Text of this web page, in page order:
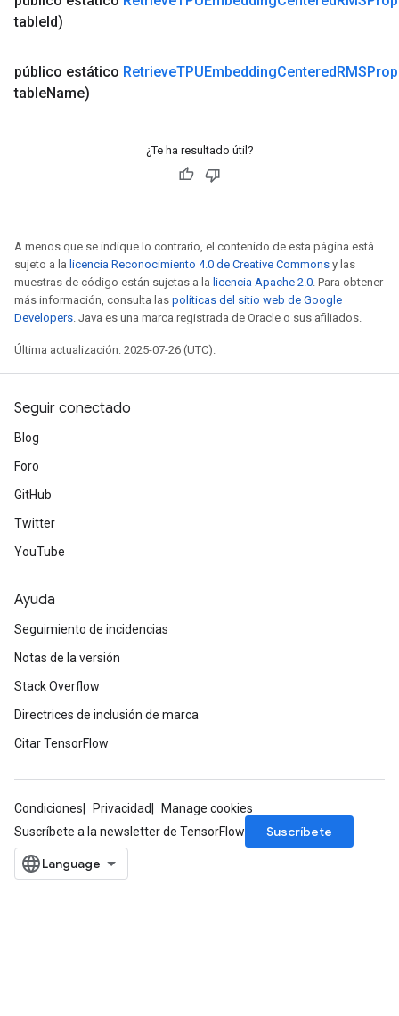
tableId)
público estático RetrieveTPUEmbeddingCenteredRMSProp
tableName)
¿Te ha resultado útil?
A menos que se indique lo contrario, el contenido de esta página está
sujeto a la licencia Reconocimiento 4.0 de Creative Commons y las
muestras de código están sujetas a la licencia Apache 2.0. Para obtener
más información, consulta las políticas del sitio web de Google
Developers. Java es una marca registrada de Oracle o sus afiliados.
Última actualización: 2025-07-26 (UTC).
Seguir conectado
Blog
Foro
GitHub
Twitter
YouTube
Ayuda
Seguimiento de incidencias
Notas de la versión
Stack Overflow
Directrices de inclusión de marca
Citar TensorFlow
Condiciones Privacidad
Manage cookies
Suscríbete a la newsletter de TensorFlow
Suscríbete